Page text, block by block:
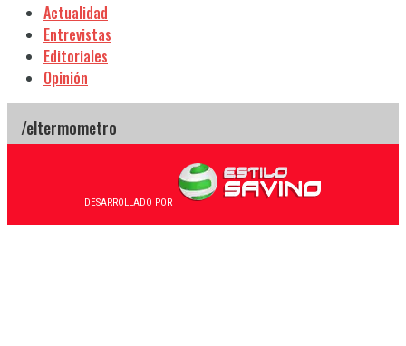
Actualidad
Entrevistas
Editoriales
Opinión
DESARROLLADO POR